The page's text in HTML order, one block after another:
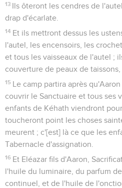
13 Ils ôteront les cendres de
drap d'écarlate.
14 Et ils mettront dessus les
l'autel, les encensoirs, les
et tous les vaisseaux de l'autel ;
couverture de peaux de
15 Le camp partira après
couvrir le Sanctuaire et tous ses
enfants de Kéhath viendront
toucheront point les choses
meurent ; c'[est] là ce que les
Tabernacle d'assignation.
16 Et Eléazar fils d'Aaron,
l'huile du luminaire, du parfum
continuel, et de l'huile de